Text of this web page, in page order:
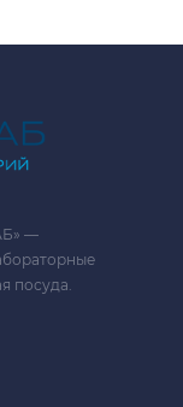
—
посуда.